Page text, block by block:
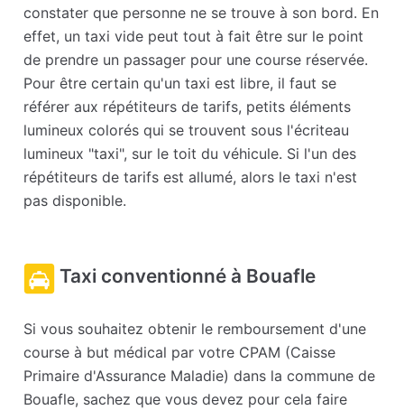
constater que personne ne se trouve à son bord. En
effet, un taxi vide peut tout à fait être sur le point
de prendre un passager pour une course réservée.
Pour être certain qu'un taxi est libre, il faut se
référer aux répétiteurs de tarifs, petits éléments
lumineux colorés qui se trouvent sous l'écriteau
lumineux "taxi", sur le toit du véhicule. Si l'un des
répétiteurs de tarifs est allumé, alors le taxi n'est
pas disponible.
Taxi conventionné à Bouafle
Si vous souhaitez obtenir le remboursement d'une
course à but médical par votre CPAM (Caisse
Primaire d'Assurance Maladie) dans la commune de
Bouafle, sachez que vous devez pour cela faire